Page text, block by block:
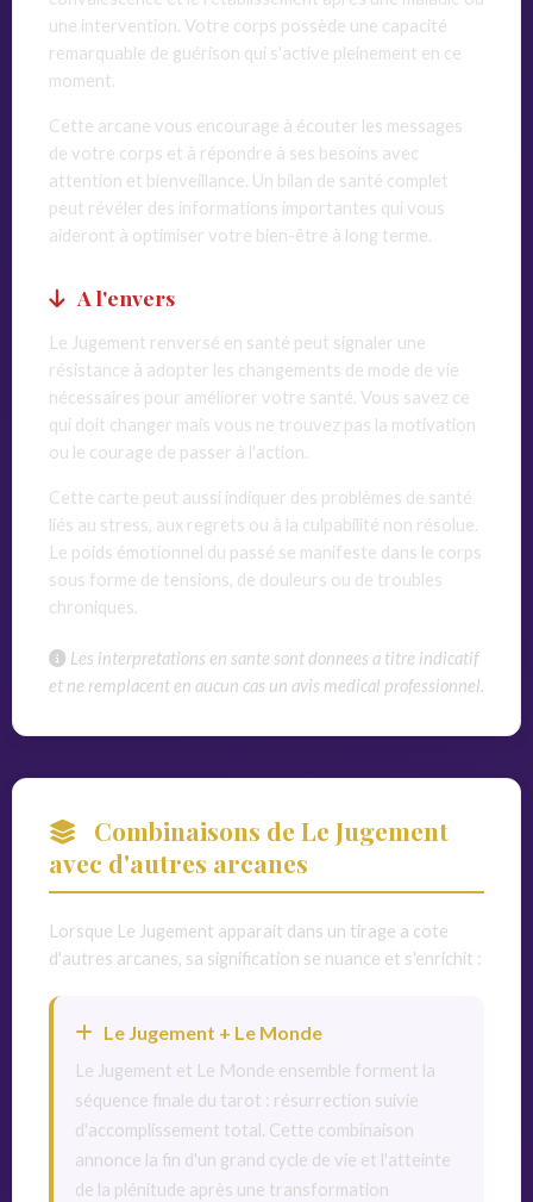
une intervention. Votre corps possède une capacité
remarquable de guérison qui s'active pleinement en ce
moment.
Cette arcane vous encourage à écouter les messages
de votre corps et à répondre à ses besoins avec
attention et bienveillance. Un bilan de santé complet
peut révéler des informations importantes qui vous
aideront à optimiser votre bien-être à long terme.
A l'envers
Le Jugement renversé en santé peut signaler une
résistance à adopter les changements de mode de vie
nécessaires pour améliorer votre santé. Vous savez ce
qui doit changer mais vous ne trouvez pas la motivation
ou le courage de passer à l'action.
Cette carte peut aussi indiquer des problèmes de santé
liés au stress, aux regrets ou à la culpabilité non résolue.
Le poids émotionnel du passé se manifeste dans le corps
sous forme de tensions, de douleurs ou de troubles
chroniques.
Les interpretations en sante sont donnees a titre indicatif
et ne remplacent en aucun cas un avis medical professionnel.
Combinaisons de Le Jugement
avec d'autres arcanes
Lorsque Le Jugement apparait dans un tirage a cote
d'autres arcanes, sa signification se nuance et s'enrichit :
Le Jugement + Le Monde
Le Jugement et Le Monde ensemble forment la
séquence finale du tarot : résurrection suivie
d'accomplissement total. Cette combinaison
annonce la fin d'un grand cycle de vie et l'atteinte
de la plénitude après une transformation